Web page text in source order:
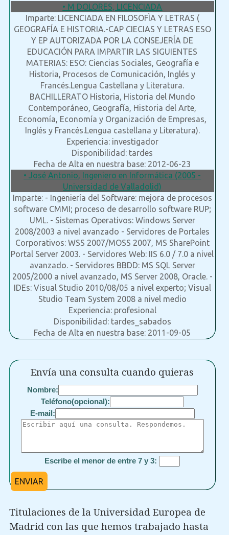
• M DOLORES, LICENCIADA
Imparte: LICENCIADA EN FILOSOFÌA Y LETRAS (
GEOGRAFÍA E HISTORIA.-CAP CIECIAS Y LETRAS ESO
Y EP AUTORIZADA POR LA CONSEJERÍA DE
EDUCACIÓN PARA IMPARTIR LAS SIGUIENTES
MATERIAS: ESO: Ciencias Sociales, Geografía e
Historia, Procesos de Comunicación, Inglés y
Francés.Lengua Castellana y Literatura.
BACHILLERATO Historia, Historia del Mundo
Contemporáneo, Geografía, Historia del Arte,
Economía, Economía y Organización de Empresas,
Inglés y Francés.Lengua castellana y Literatura).
Experiencia: investigador
Disponibilidad: tardes
Fecha de Alta en nuestra base: 2012-06-23
• José Antonio, Ingeniero en Informática (2005 -
Universidad de Valladolid)
Imparte: - Ingeniería del Software: mejora de procesos
software CMMI; proceso de desarrollo software RUP;
UML. - Sistemas Operativos: Windows Server
2008/2003 a nivel avanzado - Servidores de Portales
Corporativos: WSS 2007/MOSS 2007, MS SharePoint
Portal Server 2003. - Servidores Web: IIS 6.0 / 7.0 a nivel
avanzado. - Servidores BBDD: MS SQL Server
2005/2000 a nivel avanzado, MS Server 2008, Oracle. -
IDEs: Visual Studio 2010/08/05 a nivel experto; Visual
Studio Team System 2008 a nivel medio
Experiencia: profesional
Disponibilidad: tardes_sabados
Fecha de Alta en nuestra base: 2011-09-05
Envía una consulta cuando quieras
Nombre:
Teléfono(opcional):
E-mail:
Escribe el menor de entre 7 y 3:
ENVIAR
Titulaciones de la Universidad Europea de
Madrid con las que hemos trabajado hasta